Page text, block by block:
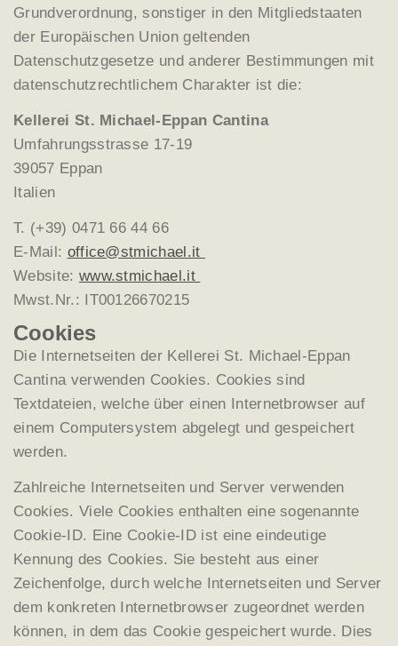
Grundverordnung, sonstiger in den Mitgliedstaaten
der Europäischen Union geltenden
Datenschutzgesetze und anderer Bestimmungen mit
datenschutzrechtlichem Charakter ist die:
Kellerei St. Michael-Eppan Cantina
Umfahrungsstrasse 17-19
39057 Eppan
Italien
T. (+39) 0471 66 44 66
E-Mail: office@stmichael.it
Website: www.stmichael.it
Mwst.Nr.: IT00126670215
Cookies
Die Internetseiten der Kellerei St. Michael-Eppan
Cantina verwenden Cookies. Cookies sind
Textdateien, welche über einen Internetbrowser auf
einem Computersystem abgelegt und gespeichert
werden.
Zahlreiche Internetseiten und Server verwenden
Cookies. Viele Cookies enthalten eine sogenannte
Cookie-ID. Eine Cookie-ID ist eine eindeutige
Kennung des Cookies. Sie besteht aus einer
Zeichenfolge, durch welche Internetseiten und Server
dem konkreten Internetbrowser zugeordnet werden
können, in dem das Cookie gespeichert wurde. Dies